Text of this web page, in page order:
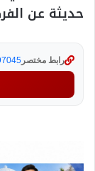
حديثة عن
رابط مختصر